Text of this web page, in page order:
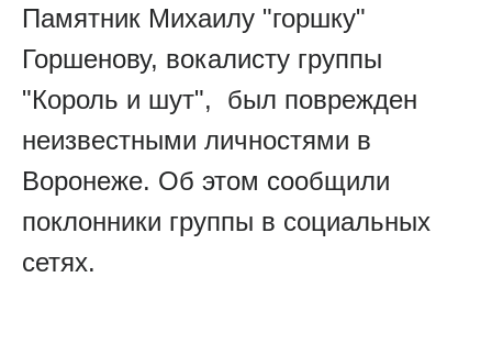
Памятник Михаилу "горшку"
Горшенову, вокалисту группы
"Король и шут", был поврежден
неизвестными личностями в
Воронеже. Об этом сообщили
поклонники группы в социальных
сетях.